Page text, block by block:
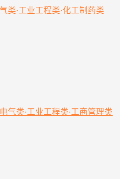
类·工业工程类·化工制药类
气类·工业工程类·工商管理类